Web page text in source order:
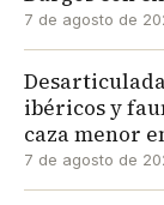
7 de agosto de
ibéricos y
caza menor
7 de agosto de